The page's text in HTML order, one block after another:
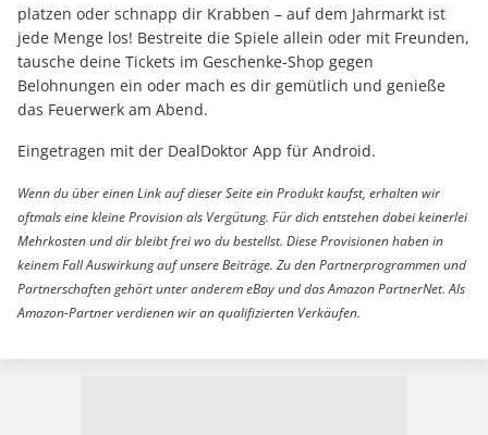
platzen oder schnapp dir Krabben – auf dem Jahrmarkt ist
jede Menge los! Bestreite die Spiele allein oder mit Freunden,
tausche deine Tickets im Geschenke-Shop gegen
Belohnungen ein oder mach es dir gemütlich und genieße
das Feuerwerk am Abend.
Eingetragen mit der DealDoktor App für Android.
Wenn du über einen Link auf dieser Seite ein Produkt kaufst, erhalten wir
oftmals eine kleine Provision als Vergütung. Für dich entstehen dabei keinerlei
Mehrkosten und dir bleibt frei wo du bestellst. Diese Provisionen haben in
keinem Fall Auswirkung auf unsere Beiträge. Zu den Partnerprogrammen und
Partnerschaften gehört unter anderem eBay und das Amazon PartnerNet. Als
Amazon-Partner verdienen wir an qualifizierten Verkäufen.